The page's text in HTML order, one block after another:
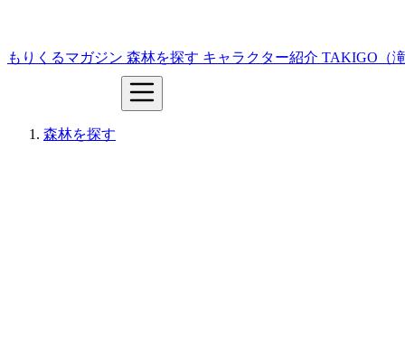
もりくるマガジン 森林を探す キャラクター紹介 TAKIGO（
森林を探す